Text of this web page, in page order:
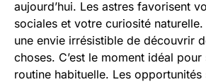
aujourd’hui. Les astres favorisent
sociales et votre curiosité naturelle.
une envie irrésistible de découvrir
choses. C’est le moment idéal
routine habituelle. Les opportunités